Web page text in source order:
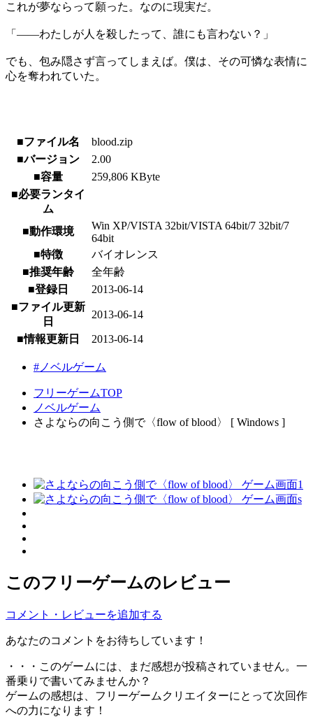
これが夢ならって願った。なのに現実だ。
「――わたしが人を殺したって、誰にも言わない？」
でも、包み隠さず言ってしまえば。僕は、その可憐な表情に
心を奪われていた。
■ファイル名
blood.zip
■バージョン
2.00
■容量
259,806 KByte
■必要ランタイ
ム
■動作環境
Win XP/VISTA 32bit/VISTA 64bit/7 32bit/7
64bit
■特徴
バイオレンス
■推奨年齢
全年齢
■登録日
2013-06-14
■ファイル更新
日
2013-06-14
■情報更新日 2013-06-14
#ノベルゲーム
フリーゲームTOP
ノベルゲーム
さよならの向こう側で〈flow of blood〉 [ Windows ]
このフリーゲームのレビュー
コメント・レビューを追加する
あなたのコメントをお待ちしています！
・・・このゲームには、まだ感想が投稿されていません。一
番乗りで書いてみませんか？
ゲームの感想は、フリーゲームクリエイターにとって次回作
への力になります！